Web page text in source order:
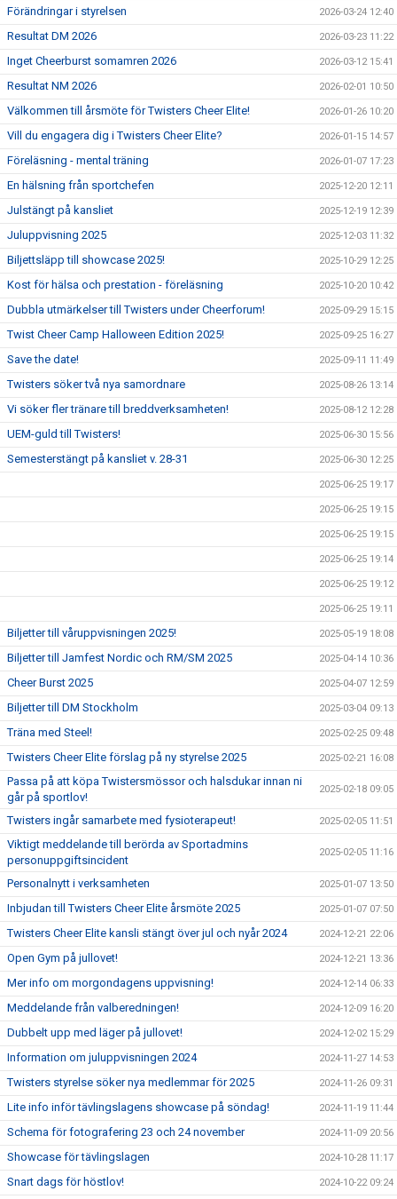
Förändringar i styrelsen 2026-03-24 12:40
Resultat DM 2026 2026-03-23 11:22
Inget Cheerburst somamren 2026 2026-03-12 15:41
Resultat NM 2026 2026-02-01 10:50
Välkommen till årsmöte för Twisters Cheer Elite! 2026-01-26 10:20
Vill du engagera dig i Twisters Cheer Elite? 2026-01-15 14:57
Föreläsning - mental träning 2026-01-07 17:23
En hälsning från sportchefen 2025-12-20 12:11
Julstängt på kansliet 2025-12-19 12:39
Juluppvisning 2025 2025-12-03 11:32
Biljettsläpp till showcase 2025! 2025-10-29 12:25
Kost för hälsa och prestation - föreläsning 2025-10-20 10:42
Dubbla utmärkelser till Twisters under Cheerforum! 2025-09-29 15:15
Twist Cheer Camp Halloween Edition 2025! 2025-09-25 16:27
Save the date! 2025-09-11 11:49
Twisters söker två nya samordnare 2025-08-26 13:14
Vi söker fler tränare till breddverksamheten! 2025-08-12 12:28
UEM-guld till Twisters! 2025-06-30 15:56
Semesterstängt på kansliet v. 28-31 2025-06-30 12:25
2025-06-25 19:17
2025-06-25 19:15
2025-06-25 19:15
2025-06-25 19:14
2025-06-25 19:12
2025-06-25 19:11
Biljetter till våruppvisningen 2025! 2025-05-19 18:08
Biljetter till Jamfest Nordic och RM/SM 2025 2025-04-14 10:36
Cheer Burst 2025 2025-04-07 12:59
Biljetter till DM Stockholm 2025-03-04 09:13
Träna med Steel! 2025-02-25 09:48
Twisters Cheer Elite förslag på ny styrelse 2025 2025-02-21 16:08
Passa på att köpa Twistersmössor och halsdukar innan ni
går på sportlov!
2025-02-18 09:05
Twisters ingår samarbete med fysioterapeut! 2025-02-05 11:51
Viktigt meddelande till berörda av Sportadmins
personuppgiftsincident
2025-02-05 11:16
Personalnytt i verksamheten 2025-01-07 13:50
Inbjudan till Twisters Cheer Elite årsmöte 2025 2025-01-07 07:50
Twisters Cheer Elite kansli stängt över jul och nyår 2024 2024-12-21 22:06
Open Gym på jullovet! 2024-12-21 13:36
Mer info om morgondagens uppvisning! 2024-12-14 06:33
Meddelande från valberedningen! 2024-12-09 16:20
Dubbelt upp med läger på jullovet! 2024-12-02 15:29
Information om juluppvisningen 2024 2024-11-27 14:53
Twisters styrelse söker nya medlemmar för 2025 2024-11-26 09:31
Lite info inför tävlingslagens showcase på söndag! 2024-11-19 11:44
Schema för fotografering 23 och 24 november 2024-11-09 20:56
Showcase för tävlingslagen 2024-10-28 11:17
Snart dags för höstlov! 2024-10-22 09:24